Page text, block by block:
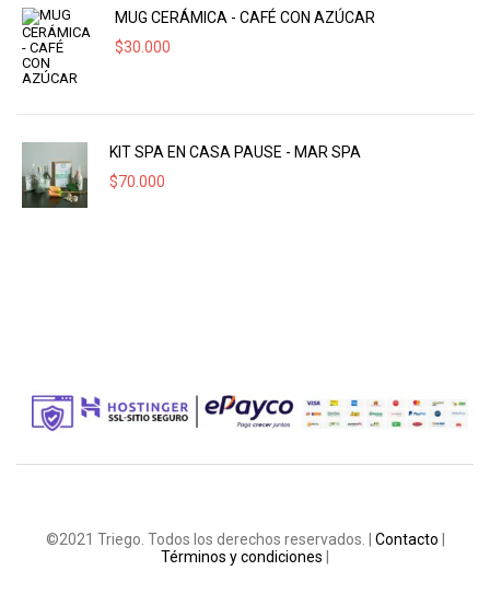
MUG CERÁMICA - CAFÉ CON AZÚCAR
$30.000
KIT SPA EN CASA PAUSE - MAR SPA
$70.000
©2021 Triego. Todos los derechos reservados. | Contacto
Términos y condiciones